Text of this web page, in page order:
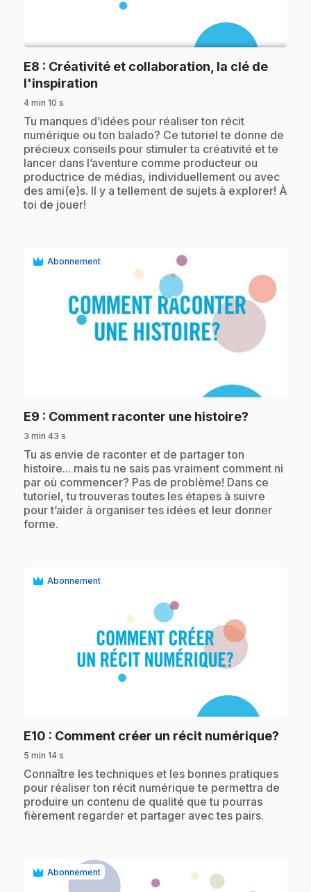
E8 : Créativité et collaboration, la clé de
l'inspiration
4 min 10 s
.Tu manques d’idées pour réaliser ton récit
numérique ou ton balado? Ce tutoriel te donne de
précieux conseils pour stimuler ta créativité et te
lancer dans l’aventure comme producteur ou
productrice de médias, individuellement ou avec
des ami(e)s. Il y a tellement de sujets à explorer! À
toi de jouer!
Abonnement
E9 : Comment raconter une histoire?
3 min 43 s
.Tu as envie de raconter et de partager ton
histoire... mais tu ne sais pas vraiment comment ni
par où commencer? Pas de problème! Dans ce
tutoriel, tu trouveras toutes les étapes à suivre
pour t’aider à organiser tes idées et leur donner
forme.
Abonnement
E10 : Comment créer un récit numérique?
5 min 14 s
.Connaître les techniques et les bonnes pratiques
pour réaliser ton récit numérique te permettra de
produire un contenu de qualité que tu pourras
fièrement regarder et partager avec tes pairs.
Abonnement